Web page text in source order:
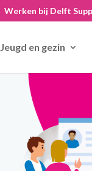
Werken bij Delft
Jeugd en gezin